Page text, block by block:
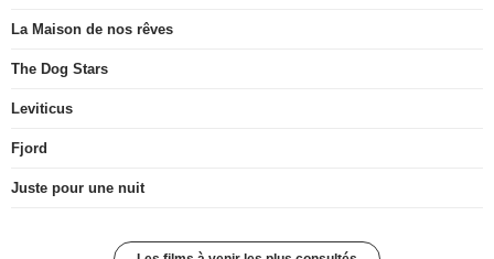
La Maison de nos rêves
The Dog Stars
Leviticus
Fjord
Juste pour une nuit